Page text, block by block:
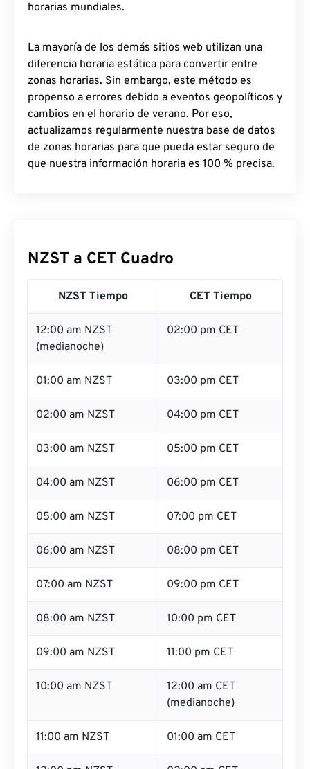
horarias mundiales.
La mayoría de los demás sitios web utilizan una
diferencia horaria estática para convertir entre
zonas horarias. Sin embargo, este método es
propenso a errores debido a eventos geopolíticos y
cambios en el horario de verano. Por eso,
actualizamos regularmente nuestra base de datos
de zonas horarias para que pueda estar seguro de
que nuestra información horaria es 100 % precisa.
NZST a CET Cuadro
NZST Tiempo CET Tiempo
12:00 am NZST
(medianoche)
02:00 pm CET
01:00 am NZST 03:00 pm CET
02:00 am NZST 04:00 pm CET
03:00 am NZST 05:00 pm CET
04:00 am NZST 06:00 pm CET
05:00 am NZST 07:00 pm CET
06:00 am NZST 08:00 pm CET
07:00 am NZST 09:00 pm CET
08:00 am NZST 10:00 pm CET
09:00 am NZST 11:00 pm CET
10:00 am NZST
12:00 am CET
(medianoche)
11:00 am NZST 01:00 am CET